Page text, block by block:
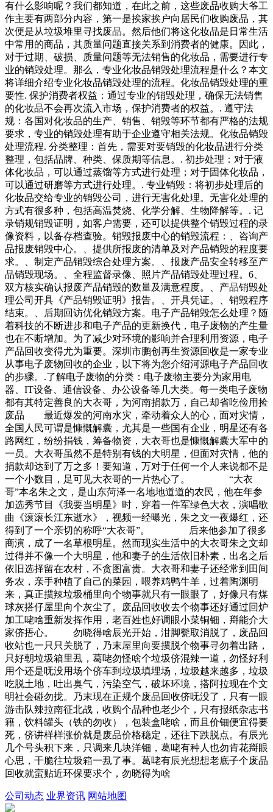
有什么影响呢？我们都知道，在此之前，这些废品收购大爷工
作主要有两部分内容，第一是挨家挨户向居民们收购废品，其
次便是从垃圾堆里寻找废品。然后他们将这化妆品是日常生活
中常用的商品，其质量问题直接关系到消费者的健康。因此，
对于过期、破损、质量问题等无法销售的化妆品，需要进行专
业的销毁处理。那么，专业化妆品销毁处理流程是什么？本文
将详细介绍专业化妆品销毁处理的流程。化妆品销毁处理的重
要性. 保护消费者权益：通过专业的销毁处理，确保无法销售
的化妆品不会再次流入市场，保护消费者的权益。. 遵守法
规：各国对化妆品的生产、销售、销毁等环节都有严格的法规
要求，专业的销毁处理有助于企业遵守相关法规。化妆品销毁
处理流程. 分类整理：首先，需要对要销毁的化妆品进行分类
整理，包括品牌、种类、保质期等信息。. 初步处理：对于液
体化妆品，可以通过蒸馏等方式进行处理；对于固体化妆品，
可以通过研磨等方式进行处理。. 专业销毁：将初步处理后的
化妆品交给专业的销毁公司，进行无害化处理。无害化处理的
方式有很多种，包括高温焚烧、化学分解、生物降解等。. 记
录销规销毁证明，如客户需要，还可以提供整个销毁过程的录
像资料，以备存档查验。销毁报废中心的销毁流程：、咨询产
品报废销毁中心。、提供所报废的清单及对产品销毁的程度要
求。、制定产品销毁综合处理方案。、报废产品安全转移至产
品销毁现场。、全程监督录像、照片产品销毁处理过程。6、
双方核实确认报废产品销毁的数量及满意程度。、产品销毁处
理公司开具《产品销毁证明》报告。、开具凭证。、销毁程序
结束。、后期回访优化销毁方案。电子产品销毁怎么处理？随
着科技的不断进步和电子产品的更新换代，电子废物的产生量
也在不断增加。为了减少对环境的影响并合理利用资源，电子
产品回收变得尤为重要。深圳市鹏创再生资源回收是一家专业
从事电子废物回收的企业，以下将为您介绍河源电子产品回收
的步骤。.了解电子废物的分类：电子废物主要分为家用电
器、IT设备、通信设备、办公设备等几大类。每一类电子废物
都有其特定善良的大衣哥，为河南捐款万，自己却省吃俭用捡
废品 最近爆发的河南水灾，牵动着众人的心，面对灾情，
全国人民可谓是慷慨解囊，尤其是一些国有企业，明星还有各
路网红，纷纷捐钱，筹备物资，大衣哥也是慷慨解囊大军中的
一员。大衣哥虽然不是特别有钱的大明星，但面对灾情，他的
捐款却达到了万之多！要知道，万对于任何一个人来说都不是
一个小数目，足可见大衣哥的一片热心了。 “大衣
哥”本名朱之文，是山东菏泽一名地地道道的农民，他在年参
加选秀节目《我要当明星》时，穿着一件军绿色大衣，演唱歌
曲《滚滚长江东逝水》，视频一经曝光，朱之文一夜爆红，还
得到了一个亲切的称呼“大衣哥”。 后来他参加了很多
商演，成了一名草根明星。然而现实生活中的大衣哥朱之文却
过得并不像一个大明星，他和妻子的生活依旧朴素，出名之后
依旧选择留在农村，不贪图富贵。大衣哥和妻子还经常到田间
务农，亲手种植了自己的菜园，喂养鸡鸭牛羊，过着陶渊明
来，真正掼辣垃圾桶里向个物事就只有一眼眼了，好像只有煤
球灰搭仔屋里向个灰尘了。废品回收收去个物事还好通过回炉
加工咾啥重新发挥作用，老百姓也好调眼小菜铜钿，搿能介大
家侪捂心。 勿晓得啥辰光开始，泔脚甏取消脱了，废品回
收站也一只只关脱了，乃末屋里向要掼脱个物事寻勿着出路，
只好朝垃圾箱里厾，葛咾勿怪啥个垃圾侪混辣一道，勿怪好利
用个还是呒没用场个侪车到垃圾填埋场，垃圾越来越多，垃圾
吃脱土地，吐出臭气，污染空气，破坏环境，搭阿拉现在个文
明社会碰勿拢。乃末现在正规个废品回收侪呒没了，只有一眼
游击队辣拉南征北战，收购个品种也老少个，只有报纸杂志书
籍，饮料罐头（铁的勿收），包装盒咾啥，而且价钿便宜得要
死，侪讲样样涨价就是废品价格稳定，还往下跌脱点。有辰光
几个号头积下来，只调来几块洋钿，葛咾有种人也勿肯花搿眼
心思，干脆往垃圾箱一厾了事。葛咾有辰光想想老底子个废品
回收就蛮贴近环保要求个，勿晓得为啥
公司动态 业界资讯 网站地图